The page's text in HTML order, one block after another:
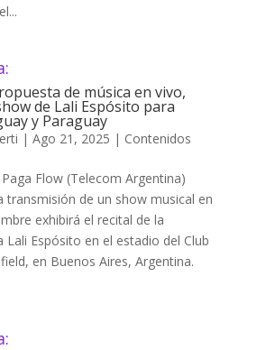
de música en vivo,
de Lali Espósito para
y Paraguay
| Ago 21, 2025 | Contenidos
Flow (Telecom Argentina)
transmisión de un show musical en
exhibirá el recital de la
Lali Espósito en el estadio del Club
en Buenos Aires, Argentina.